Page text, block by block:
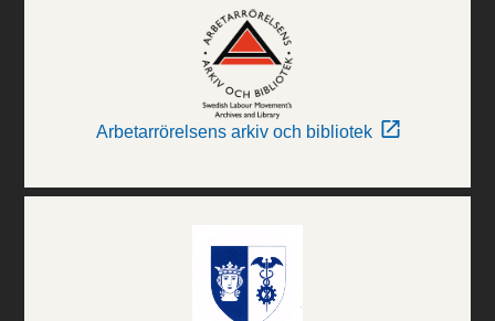
Arbetarrörelsens arkiv och bibliotek